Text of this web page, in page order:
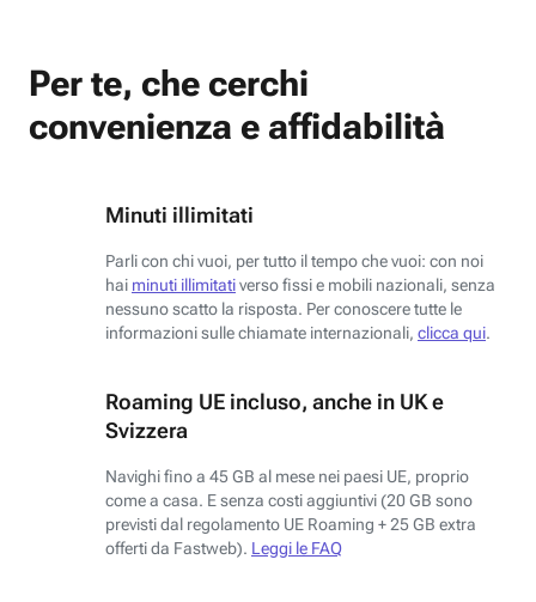
Per te, che cerchi
convenienza e affidabilità
Minuti illimitati
Parli con chi vuoi, per tutto il tempo che vuoi: con noi
hai minuti illimitativerso fissi e mobili nazionali, senza
nessuno scatto la risposta. Per conoscere tutte le
informazioni sulle chiamate internazionali, clicca qui.
Roaming UE incluso, anche in UK e
Svizzera
Navighi fino a 45 GB al mese nei paesi UE, proprio
come a casa. E senza costi aggiuntivi (20 GB sono
previsti dal regolamento UE Roaming + 25 GB extra
offerti da Fastweb). Leggi le FAQ